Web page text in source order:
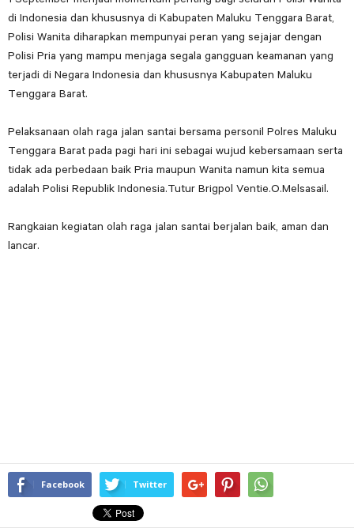
di Indonesia dan khususnya di Kabupaten Maluku Tenggara Barat,
Polisi Wanita diharapkan mempunyai peran yang sejajar dengan
Polisi Pria yang mampu menjaga segala gangguan keamanan yang
terjadi di Negara Indonesia dan khususnya Kabupaten Maluku
Tenggara Barat.
Pelaksanaan olah raga jalan santai bersama personil Polres Maluku
Tenggara Barat pada pagi hari ini sebagai wujud kebersamaan serta
tidak ada perbedaan baik Pria maupun Wanita namun kita semua
adalah Polisi Republik Indonesia.Tutur Brigpol Ventie.O.Melsasail.
Rangkaian kegiatan olah raga jalan santai berjalan baik, aman dan
lancar.
Facebook Twitter